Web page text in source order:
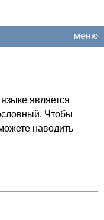
меню
является
Чтобы
наводить